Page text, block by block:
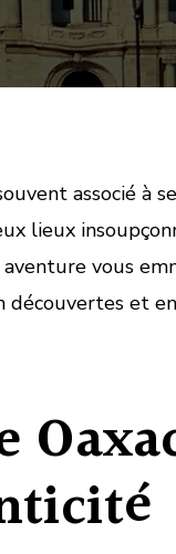
associé à
lieux
vous
découvertes et